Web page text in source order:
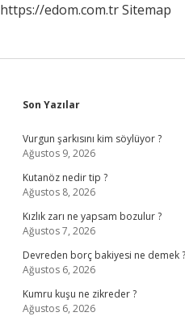
https://edom.com.trSitemap
Sidebar
Son Yazılar
Vurgun şarkısını kim söylüyor ?
Ağustos 9, 2026
Kutanöz nedir tip ?
Ağustos 8, 2026
Kızlık zarı ne yapsam bozulur ?
Ağustos 7, 2026
Devreden borç bakiyesi ne demek ?
Ağustos 6, 2026
Kumru kuşu ne zikreder ?
Ağustos 6, 2026